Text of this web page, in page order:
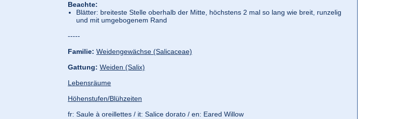
Beachte:
Blätter: breiteste Stelle oberhalb der Mitte, höchstens 2 mal so lang wie breit, runzelig
und mit umgebogenem Rand
-----
Familie: Weidengewächse (Salicaceae)
Gattung: Weiden (Salix)
Lebensräume
Höhenstufen/Blühzeiten
fr: Saule à oreillettes / it: Salice dorato / en: Eared Willow